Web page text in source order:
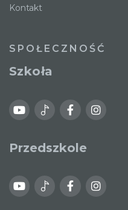
Kontakt
SPOŁECZNOŚĆ
Szkoła
Przedszkole